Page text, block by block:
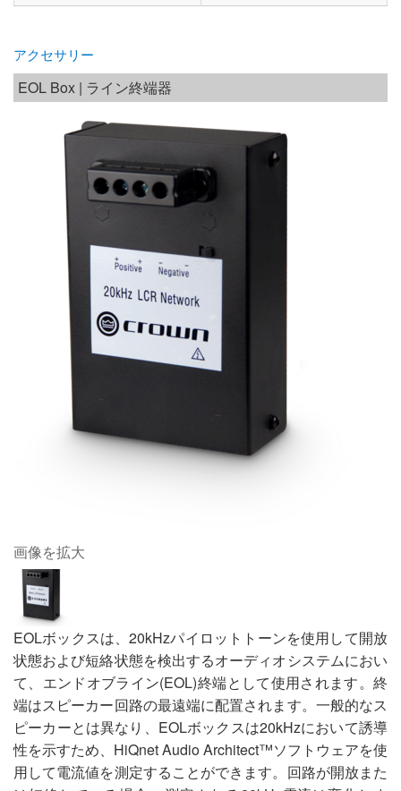
アクセサリー
EOL Box | ライン終端器
画像を拡大
EOLボックスは、20kHzパイロットトーンを使用して開放
状態および短絡状態を検出するオーディオシステムにおい
て、エンドオブライン(EOL)終端として使用されます。終
端はスピーカー回路の最遠端に配置されます。一般的なス
ピーカーとは異なり、EOLボックスは20kHzにおいて誘導
性を示すため、HiQnet Audio Architect™ソフトウェアを使
用して電流値を測定することができます。回路が開放また